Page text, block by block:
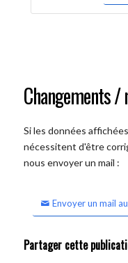
Changements
Si les données
nécessitent d'être
nous envoyer un mail :
Envoyer un mail
Partager cette